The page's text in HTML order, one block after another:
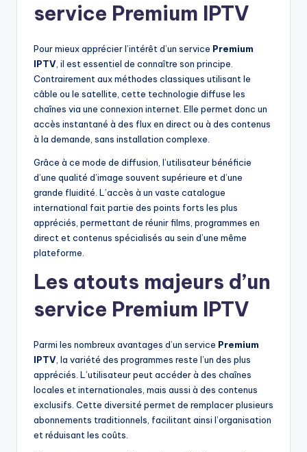
service Premium IPTV
Pour mieux apprécier l’intérêt d’un service Premium
IPTV , il est essentiel de connaître son principe.
Contrairement aux méthodes classiques utilisant le
câble ou le satellite, cette technologie diffuse les
chaînes via une connexion internet. Elle permet donc un
accès instantané à des flux en direct ou à des contenus
à la demande, sans installation complexe.
Grâce à ce mode de diffusion, l’utilisateur bénéficie
d’une qualité d’image souvent supérieure et d’une
grande fluidité. L’accès à un vaste catalogue
international fait partie des points forts les plus
appréciés, permettant de réunir films, programmes en
direct et contenus spécialisés au sein d’une même
plateforme.
Les atouts majeurs d’un
service Premium IPTV
Parmi les nombreux avantages d’un service Premium
IPTV , la variété des programmes reste l’un des plus
appréciés. L’utilisateur peut accéder à des chaînes
locales et internationales, mais aussi à des contenus
exclusifs. Cette diversité permet de remplacer plusieurs
abonnements traditionnels, facilitant ainsi l’organisation
et réduisant les coûts.